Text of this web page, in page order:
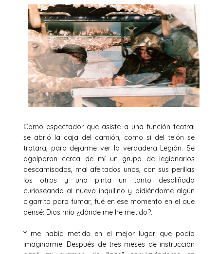
Como espectador que asiste a una función teatral
se abrió la caja del camión, como si del telón se
tratara, para dejarme ver la verdadera Legión. Se
agolparon cerca de mí un grupo de legionarios
descamisados, mal afeitados unos, con sus perillas
los otros y una pinta un tanto desaliñada
curioseando al nuevo inquilino y pidiéndome algún
cigarrito para fumar, fué en ese momento en el que
pensé: Dios mío ¿dónde me he metido?.
Y me había metido en el mejor lugar que podía
imaginarme. Después de tres meses de instrucción